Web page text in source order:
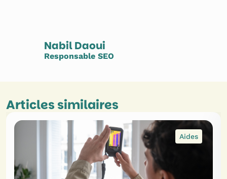
Nabil Daoui
Responsable SEO
Articles similaires
Aides